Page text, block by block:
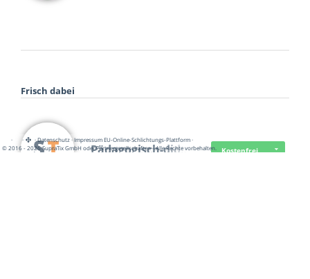
Frisch dabei
Pädagogisch-did… Kostenfrei
· · ·Datenschutz·Impressum EU-Online-Schlichtungs-Plattform·
© 2016 - 2026 SupraTix GmbH oder Partnergesellschaften - Alle Rechte vorbehalten.